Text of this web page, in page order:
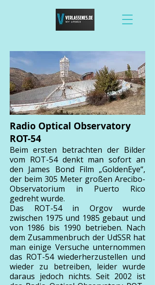
Radio Optical Observatory
ROT-54
Beim ersten betrachten der Bilder
vom ROT-54 denkt man sofort an
den James Bond Film „GoldenEye“,
der beim 305 Meter großen Arecibo-
Observatorium in Puerto Rico
gedreht wurde.
Das ROT-54 in Orgov wurde
zwischen 1975 und 1985 gebaut und
von 1986 bis 1990 betrieben. Nach
dem Zusammenbruch der UdSSR hat
man einige Versuche unternommen
das ROT-54 wiederherzustellen und
wieder zu betreiben, leider wurde
daraus jedoch nichts. Seit 2002 ist